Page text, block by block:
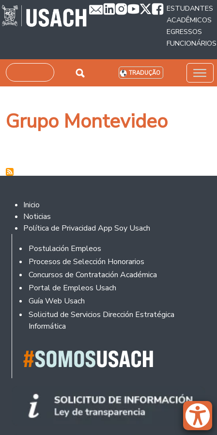
Passar para o conteúdo principal
ESTUDANTES
ACADÊMICOS
EGRESSOS
FUNCIONÁRIOS
Pesquisar TRADUÇÃO
Grupo Montevideo
Footer 2
Inicio
Noticias
Política de Privacidad App Soy Usach
Rodapé
Postulación Empleos
Procesos de Selección Honorarios
Concursos de Contratación Académica
Portal de Empleos Usach
Guía Web Usach
Solicitud de Servicios Dirección Estratégica
Informática